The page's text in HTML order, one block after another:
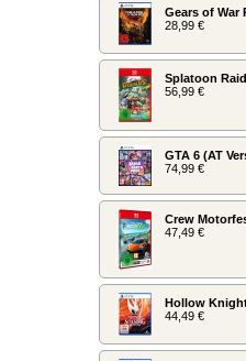
Gears of War
28,99 €
Splatoon
56,99 €
GTA 6 (AT
74,99 €
Crew
47,49 €
Hollow
44,49 €